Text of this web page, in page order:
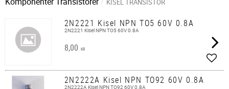
KISEL TRANSISTOR
2N2221 Kisel NPN TO5 60V 0.8A
2N2221 Kisel NPN TO5 60V 0.8A
8,00 KR
2N2222A Kisel NPN TO92 60V 0.8A
2N2222A Kisel NPN TO92 60V 0.8A